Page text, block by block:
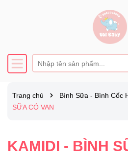
Trang chủ Bình Sữa - Bình Cốc
SỮA CÓ VAN
KAMIDI - BÌNH